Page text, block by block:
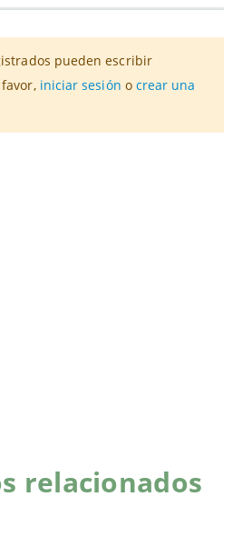
pueden escribir
iniciar sesión o crear una
relacionados